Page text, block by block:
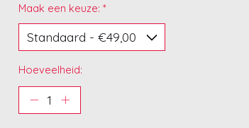
Maak een keuze: *
Hoeveelheid: